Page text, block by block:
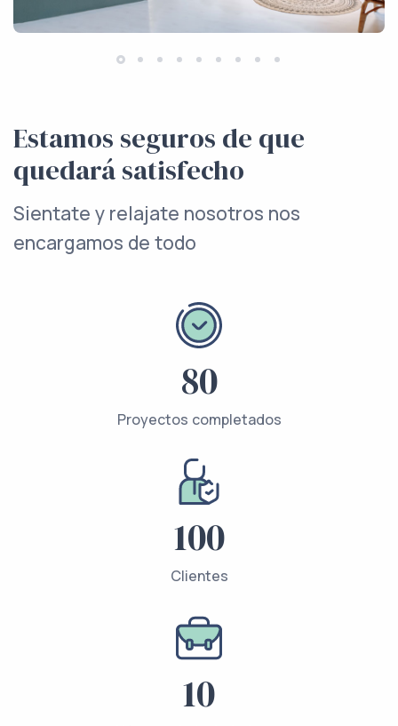
Estamos seguros de que
quedará satisfecho
Sientate y relajate nosotros nos
encargamos de todo
80
Proyectos completados
100
Clientes
10